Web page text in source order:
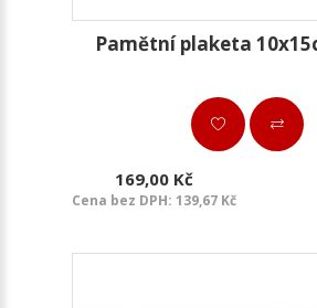
Pamětní plaketa
169,00 Kč
Cena bez DPH: 139,67 Kč